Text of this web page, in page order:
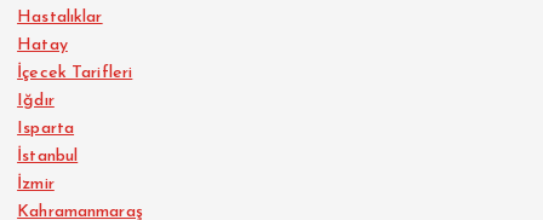
Hastalıklar
Hatay
İçecek Tarifleri
Iğdır
Isparta
İstanbul
İzmir
Kahramanmaraş